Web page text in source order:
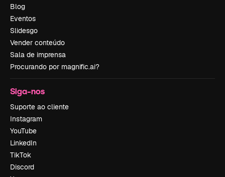
Blog
Eventos
Slidesgo
Vender conteúdo
Sala de imprensa
Procurando por magnific.ai?
Siga-nos
Suporte ao cliente
Instagram
YouTube
LinkedIn
TikTok
Discord